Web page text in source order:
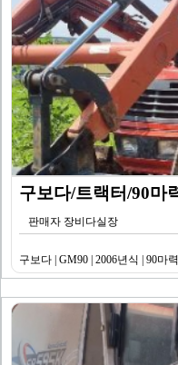
구보다/트랙터/90마
판매자 장비다실장
구보다 | GM90 | 2006년식 | 90마력